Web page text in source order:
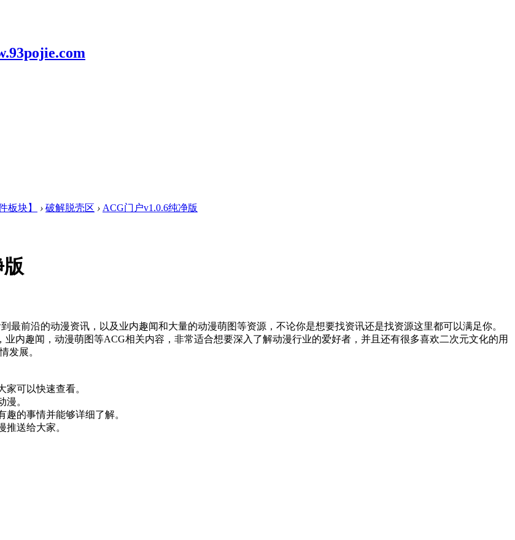
板块】 › 破解脱壳区 › ACG门户v1.0.6纯净版
最前沿的动漫资讯，以及业内趣闻和大量的动漫萌图等资源，不论你是想要找资讯还是找资源这里都可以满足你。
内趣闻，动漫萌图等ACG相关内容，非常适合想要深入了解动漫行业的爱好者，并且还有很多喜欢二次元文化的用
发展。
可以快速查看。
漫。
的事情并能够详细了解。
送给大家。